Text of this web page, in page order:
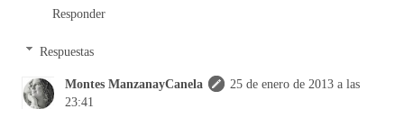
Responder
Respuestas
Montes ManzanayCanela
25 de enero de 2013 a las
23:41